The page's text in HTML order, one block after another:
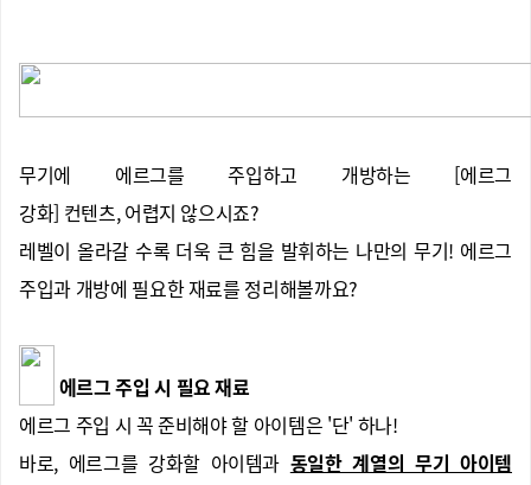
무기에 에르그를 주입하고 개방하는 [에르그
강화] 컨텐츠, 어렵지 않으시죠?
레벨이 올라갈 수록 더욱 큰 힘을 발휘하는 나만의 무기! 에르그
주입과 개방에 필요한 재료를 정리해볼까요?
에르그 주입 시 필요 재료
에르그 주입 시 꼭 준비해야 할 아이템은 '단' 하나!
바로, 에르그를 강화할 아이템과 동일한 계열의 무기 아이템